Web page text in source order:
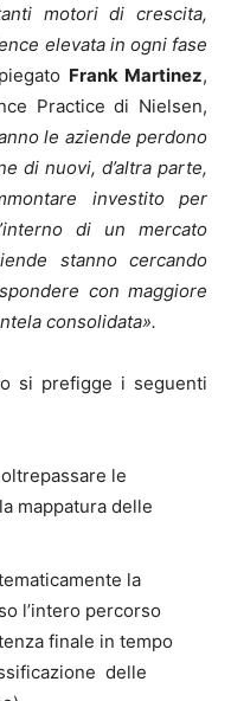
motori di crescita,
elevata in ogni fase
Frank Martinez,
Practice di Nielsen,
le aziende perdono
di nuovi, d’altra parte,
investito per
di un mercato
stanno cercando
con maggiore
consolidata».
si prefigge i seguenti
le
mappatura delle
la
l’intero percorso
finale in tempo
delle